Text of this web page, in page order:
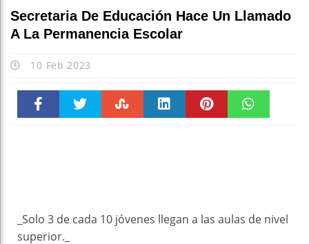
Secretaria De Educación Hace Un Llamado
A La Permanencia Escolar
10 Feb 2023
_Solo 3 de cada 10 jóvenes llegan a las aulas de nivel
superior._